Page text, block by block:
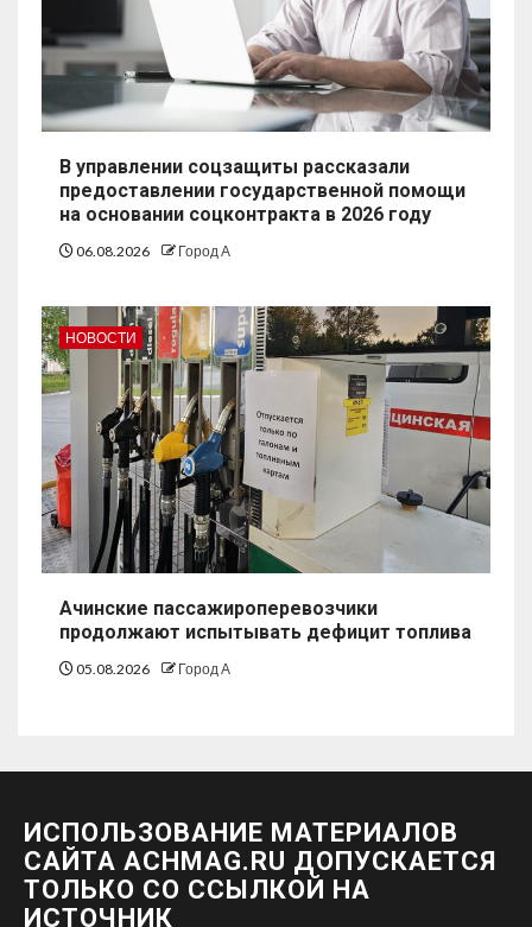
В управлении соцзащиты рассказали
предоставлении государственной помощи
на основании соцконтракта в 2026 году
06.08.2026 Город А
НОВОСТИ
Ачинские пассажироперевозчики
продолжают испытывать дефицит топлива
05.08.2026 Город А
ИСПОЛЬЗОВАНИЕ МАТЕРИАЛОВ
САЙТА ACHMAG.RU ДОПУСКАЕТСЯ
ТОЛЬКО СО ССЫЛКОЙ НА
ИСТОЧНИК